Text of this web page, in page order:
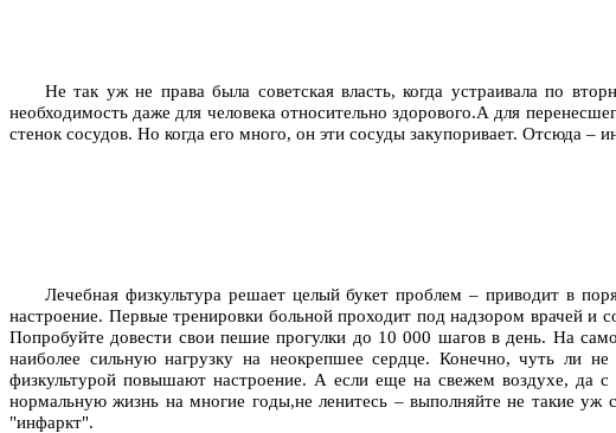
Не так уж не права была советская власть, когда устраивала по
необходимость даже для человека относительно здорового.А для
стенок сосудов. Но когда его много, он эти сосуды закупоривает. Отсюда –
Лечебная физкультура решает целый букет проблем – приводит в
настроение. Первые тренировки больной проходит под надзором врачей
Попробуйте довести свои пешие прогулки до 10 000 шагов в день. На
наиболее сильную нагрузку на неокрепшее сердце. Конечно, чуть ли
физкультурой повышают настроение. А если еще на свежем воздухе, да
нормальную жизнь на многие годы,не ленитесь – выполняйте не такие
"инфаркт".